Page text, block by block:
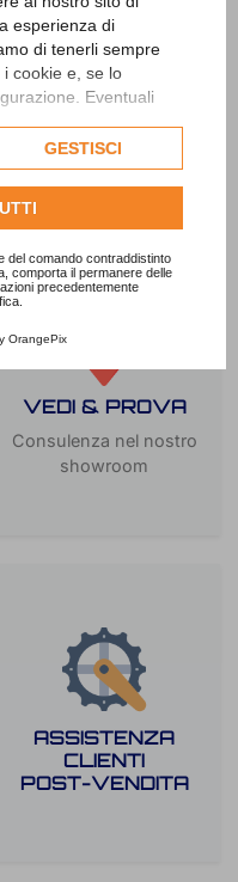
esperienza di
di tenerli sempre
cookie e, se lo
Eventuali
del consenso
GESTISCI
del comando contraddistinto
comporta il permanere delle
precedentemente
OrangePix
APPROVATO
VEDI & PROVA
Consulenza nel nostro
showroom
ASSISTENZA
CLIENTI
POST-VENDITA